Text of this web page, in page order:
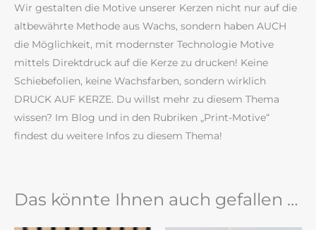
Wir gestalten die Motive unserer Kerzen nicht nur auf die
altbewährte Methode aus Wachs, sondern haben AUCH
die Möglichkeit, mit modernster Technologie Motive
mittels Direktdruck auf die Kerze zu drucken! Keine
Schiebefolien, keine Wachsfarben, sondern wirklich
DRUCK AUF KERZE. Du willst mehr zu diesem Thema
wissen? Im Blog und in den Rubriken „Print-Motive“
findest du weitere Infos zu diesem Thema!
Das könnte Ihnen auch gefallen …